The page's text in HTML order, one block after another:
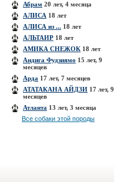
Абрам 20 лет, 4 месяца
АЛИСА 18 лет
АЛИСА из ... 18 лет
АЛЬТАИР 18 лет
АМИКА СНЕЖОК 18 лет
Андига Фудзиямо 15 лет, 9
месяцев
Арда 17 лет, 7 месяцев
АТАТАКАНА АЙДЗИ 17 лет, 9
месяцев
Атланта 13 лет, 3 месяца
Все собаки этой породы